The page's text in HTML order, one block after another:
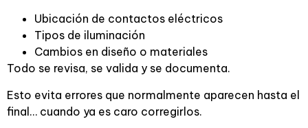
Ubicación de contactos eléctricos
Tipos de iluminación
Cambios en diseño o materiales
Todo se revisa, se valida y se documenta.
Esto evita errores que normalmente aparecen hasta el
final… cuando ya es caro corregirlos.